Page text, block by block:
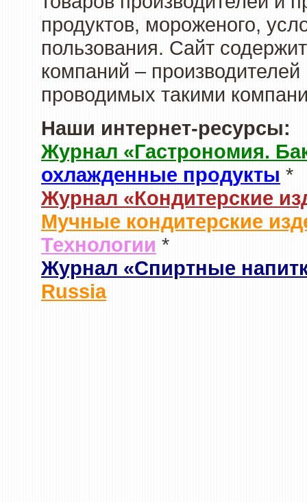
продуктов, мороженого,
пользования. Сайт
компаний –
проводимых такими
Наши интернет-ресурсы:
Журнал «Гастрономия.
охлажденные продукты *
Журнал «Кондитерские
Мучные кондитерские
Технологии *
Журнал «Спиртные
Russia